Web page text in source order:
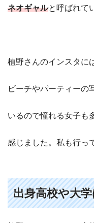
ネオギャルと呼ばれて
植野さんのインスタに
ビーチやパーティーの
いるので憧れる女子も
感じました。私も行っ
出身高校や大